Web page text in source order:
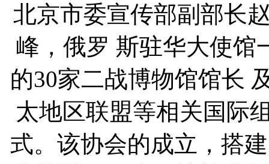
北京市委宣传部副部长
峰，俄罗 斯驻华大使馆
的30家二战博物馆馆长
太地区联盟等相关国际
式。该协会的成立，搭